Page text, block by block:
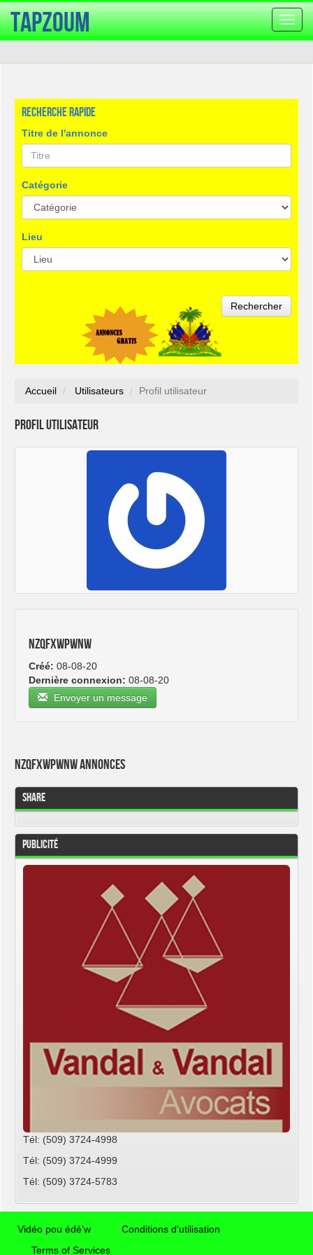
la
TapZoum
Recherche rapide
Titre de l'annonce
Catégorie
Lieu
Rechercher
Accueil Utilisateurs Profil utilisateur
Profil utilisateur
nzqfxwpwnw
Créé: 08-08-20
Dernière connexion: 08-08-20
Envoyer un message
nzqfxwpwnw Annonces
Share
Publicité
Tél: (509) 3724-4998
Tél: (509) 3724-4999
Tél: (509) 3724-5783
Vidéo pou édé'w
Conditions d'utilisation
Terms of Services